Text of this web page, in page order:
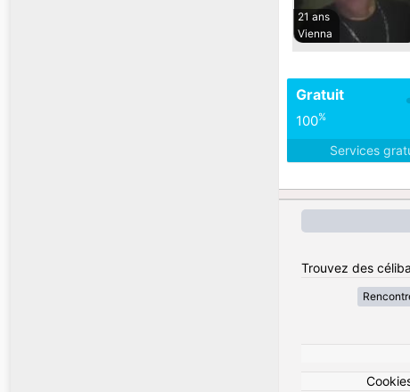
21 ans
Vienna
Gratuit
100%
Services
Trouvez des